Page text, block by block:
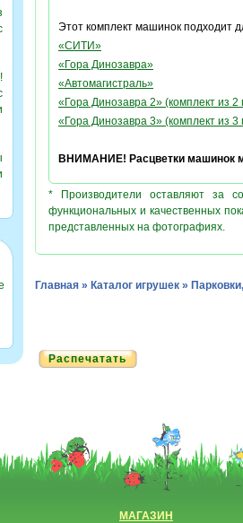
Этот комплект машинок подходит
«СИТИ»
«Гора Динозавра»
«Автомагистраль»
«Гора Динозавра 2» (комплект из 2
«Гора Динозавра 3» (комплект из 3
ВНИМАНИЕ! Расцветки машинок
* Производители оставляют за
функциональных и качественных
представленных на фотографиях.
Главная » Каталог игрушек »
Распечатать
МАГАЗИН